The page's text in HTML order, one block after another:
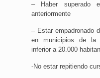
– Haber superado
anteriormente
– Estar empadronado
en municipios de la
inferior a 20.000
-No estar repitiendo